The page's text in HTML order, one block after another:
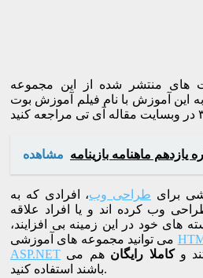
های منتشر شده از این مجموعه
این آموزش با نام فیلم آموزش بوت
مشاهده یازدهم ماهنامه بازینامه
برای طراحی وب، افرادی که به
وب کرده اند و یا افراد علاقه
های خود در این زمینه بی افزایند،
ASP.NET
وکاملا رایگان هم می
باشند استفاده کنید.